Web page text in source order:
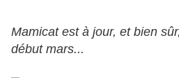
Mamicat est à jour, et bien
début mars...